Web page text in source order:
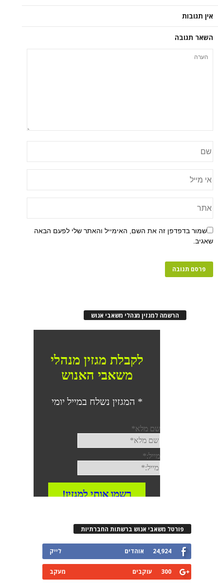
אין תגובות
השאר תגובה
שמור בדפדפן זה את השם, האימייל והאתר שלי לפעם הבאה
שאגיב.
הרשמה למגזין מנהלי משאבי אנוש
פורטל משאבי אנוש ברשתות החברתיות
24,924 אוהדים לייק
300 עוקבים מעקב